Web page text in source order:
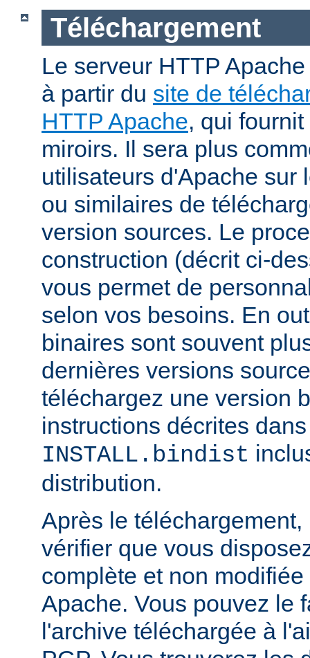
Téléchargement
Le serveur HTTP
à partir du site de
HTTP Apache, qui
miroirs. Il sera plus
utilisateurs d'Apache sur
ou similaires de
version sources. Le
construction (décrit ci-
vous permet de
selon vos besoins. En
binaires sont souvent
dernières versions
téléchargez une version
instructions décrites
INSTALL.bindist
distribution.
Après le
vérifier que vous
complète et non
Apache. Vous pouvez le
l'archive téléchargée à